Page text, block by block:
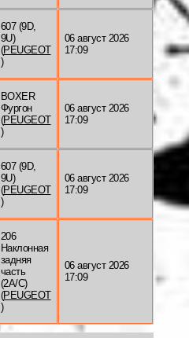
607 (9D,
9U)
(PEUGEOT
)
06 август 2026
17:09
BOXER
Фургон
(PEUGEOT
)
06 август 2026
17:09
607 (9D,
9U)
(PEUGEOT
)
06 август 2026
17:09
206
Наклонная
задняя
часть
(2A/C)
(PEUGEOT
)
06 август 2026
17:09